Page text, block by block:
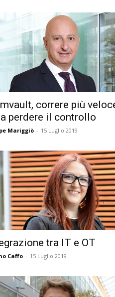
correre più
perdere il controllo
Mariggiò - 15 Luglio 2019
tra IT e OT
Caffo - 15 Luglio 2019